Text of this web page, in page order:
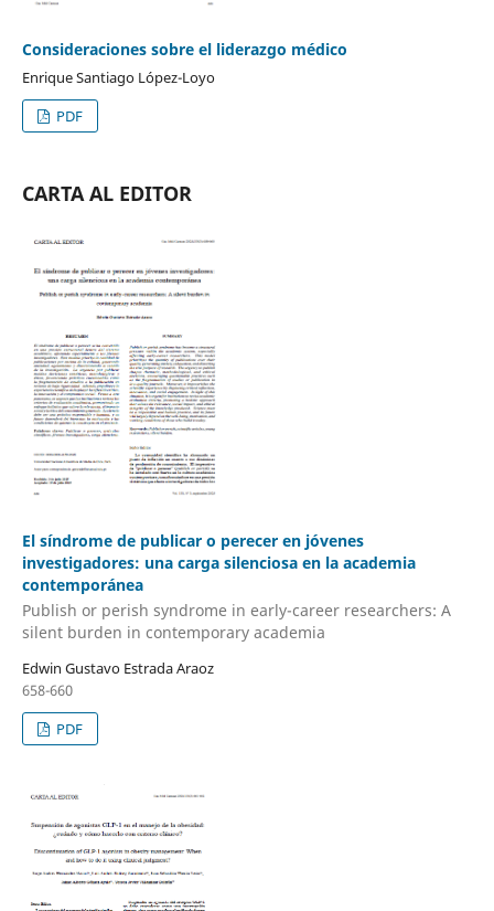
Consideraciones sobre el liderazgo médico
Enrique Santiago López-Loyo
PDF
CARTA AL EDITOR
El síndrome de publicar o perecer en jóvenes
investigadores: una carga silenciosa en la academia
contemporánea
Publish or perish syndrome in early-career researchers: A
silent burden in contemporary academia
Edwin Gustavo Estrada Araoz
658-660
PDF